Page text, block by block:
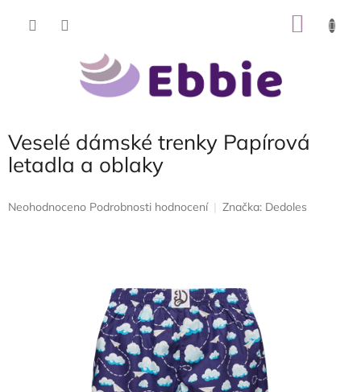
Veselé dámské trenky Papírová
letadla a oblaky
Průměrné
Neohodnoceno Podrobnosti hodnocení Značka: Dedoles